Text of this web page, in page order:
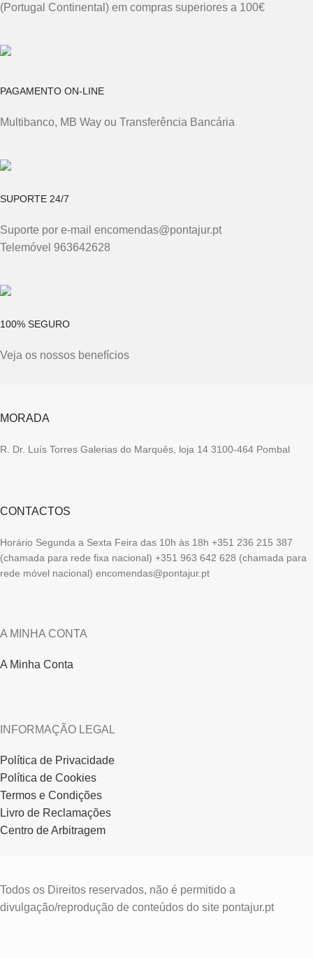
(Portugal Continental) em compras superiores a 100€
PAGAMENTO ON-LINE
Multibanco, MB Way ou Transferência Bancária
SUPORTE 24/7
Suporte por e-mail encomendas@pontajur.pt
Telemóvel 963642628
100% SEGURO
Veja os nossos benefícios
MORADA
R. Dr. Luís Torres Galerias do Marquês, loja 14 3100-464 Pombal
CONTACTOS
Horário Segunda a Sexta Feira das 10h às 18h +351 236 215 387
(chamada para rede fixa nacional) +351 963 642 628 (chamada para
rede móvel nacional) encomendas@pontajur.pt
A MINHA CONTA
A Minha Conta
INFORMAÇÃO LEGAL
Política de Privacidade
Política de Cookies
Termos e Condições
Livro de Reclamações
Centro de Arbitragem
Todos os Direitos reservados, não é permitido a
divulgação/reprodução de conteúdos do site pontajur.pt